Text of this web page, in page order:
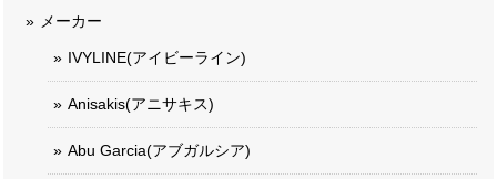
メーカー
IVYLINE(アイビーライン)
Anisakis(アニサキス)
Abu Garcia(アブガルシア)